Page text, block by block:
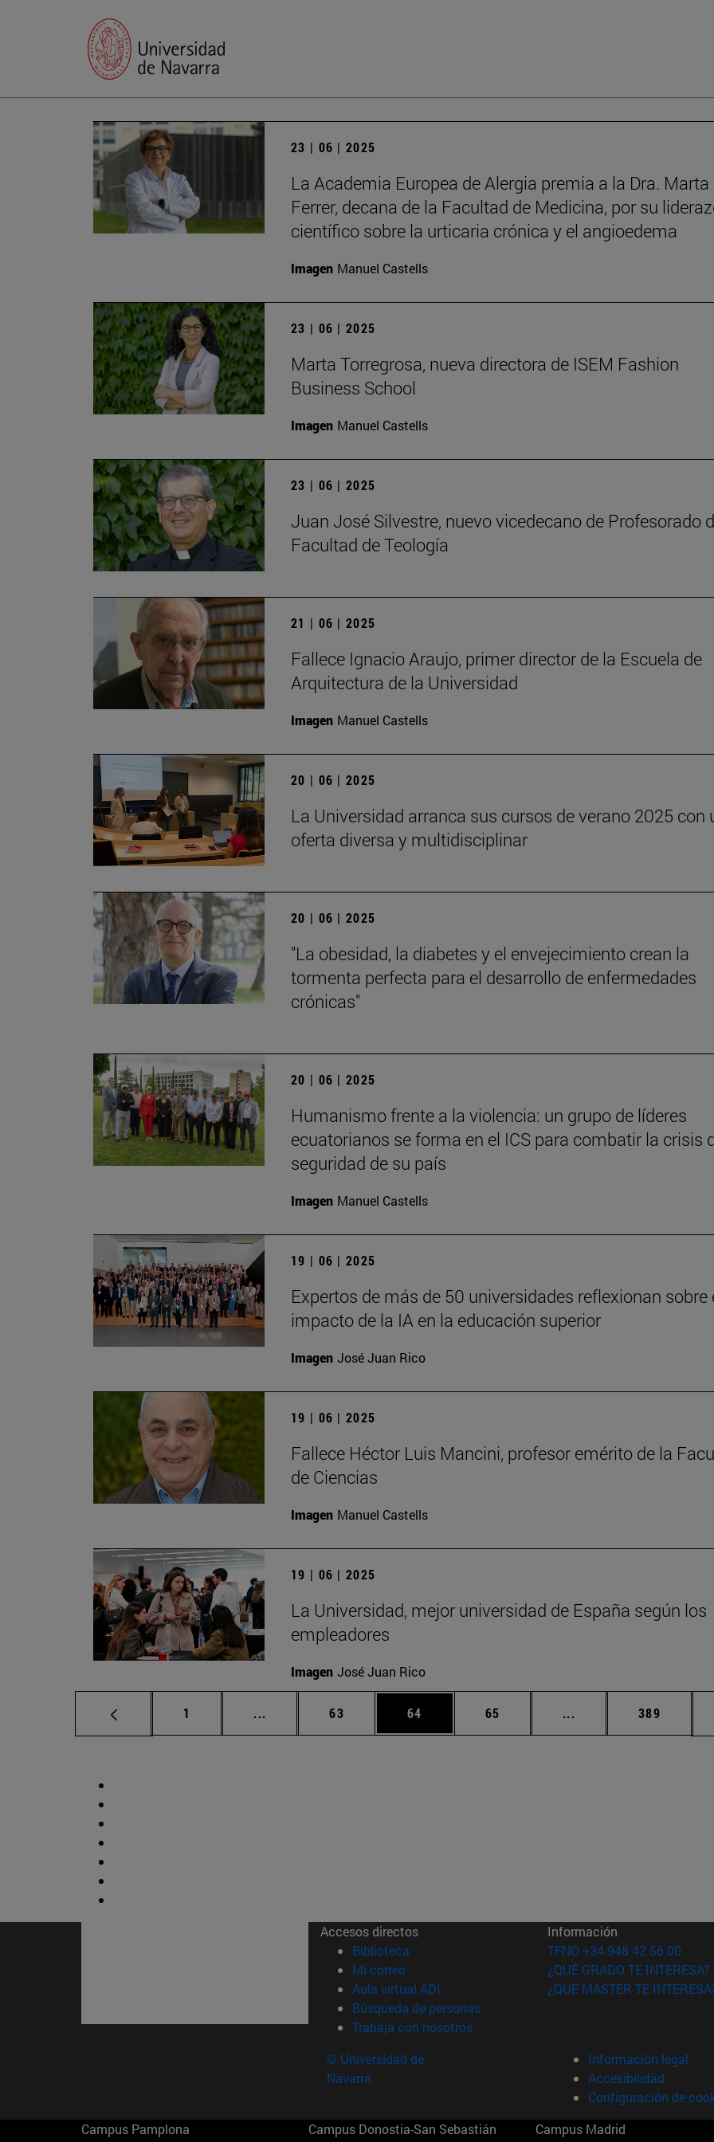
23 | 06 | 2025
La Academia Europea de Alergia premia a la Dra. Marta
Ferrer, decana de la Facultad de Medicina, por su
científico sobre la urticaria crónica y el angioedema
Imagen Manuel Castells
23 | 06 | 2025
Marta Torregrosa, nueva directora de ISEM Fashion
Business School
Imagen Manuel Castells
23 | 06 | 2025
Juan José Silvestre, nuevo vicedecano de Profesorado
Facultad de Teología
21 | 06 | 2025
Fallece Ignacio Araujo, primer director de la Escuela de
Arquitectura de la Universidad
Imagen Manuel Castells
20 | 06 | 2025
La Universidad arranca sus cursos de verano 2025 con
oferta diversa y multidisciplinar
20 | 06 | 2025
"La obesidad, la diabetes y el envejecimiento crean la
tormenta perfecta para el desarrollo de enfermedades
crónicas"
20 | 06 | 2025
Humanismo frente a la violencia: un grupo de líderes
ecuatorianos se forma en el ICS para combatir la crisis
seguridad de su país
Imagen Manuel Castells
19 | 06 | 2025
Expertos de más de 50 universidades reflexionan sobre
impacto de la IA en la educación superior
Imagen José Juan Rico
19 | 06 | 2025
Fallece Héctor Luis Mancini, profesor emérito de la
de Ciencias
Imagen Manuel Castells
19 | 06 | 2025
La Universidad, mejor universidad de España según los
empleadores
Imagen José Juan Rico
Página
1 ... Páginas intermedias Use TAB para desplazarse.
Página
63 Página
64 Página
65 ... Páginas intermedias
Página
389
Accesos directos
Biblioteca (abre en nueva ventana)
Mi correo(abre en nueva ventana)
Aula virtual ADI (abre en nueva ventana)
Búsqueda de personas(abre en nueva ventana)
Trabaja con nosotros(abre en nueva ventana)
Información
TFNO +34 948 42 56 00
¿QUÉ GRADO TE INTERESA?
¿QUÉ MÁSTER TE
© Universidad de
Navarra
Información legal
Accesibilidad
Configuración de
Campus Pamplona
Campus Donostia-San Sebastián
Campus Madrid